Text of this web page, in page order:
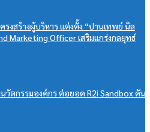
รงสร้างผู้บริหาร แต่งตั้ง “ปานเทพย์ นิล
Marketing Officer เสริมแกร่งกลยุทธ์
วัตกรรมองค์กร ต่อยอด R2i Sandbox ดัน